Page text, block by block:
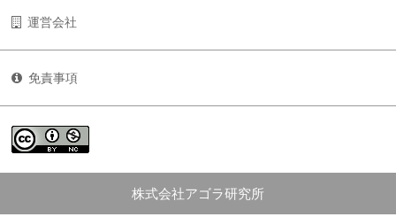
運営会社
免責事項
株式会社アゴラ研究所